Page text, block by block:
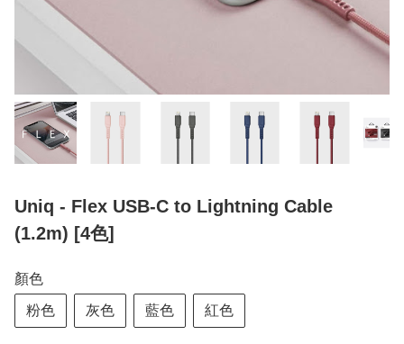
Uniq - Flex USB-C to Lightning Cable
(1.2m) [4色]
顏色
粉色 灰色 藍色 紅色